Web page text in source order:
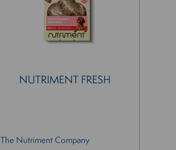
NUTRIMENT FRESH
The Nutriment Company